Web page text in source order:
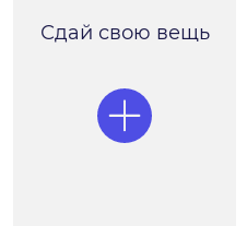
Сдай свою вещь